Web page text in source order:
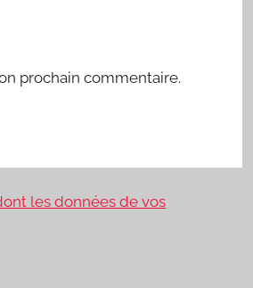
prochain commentaire.
les données de vos